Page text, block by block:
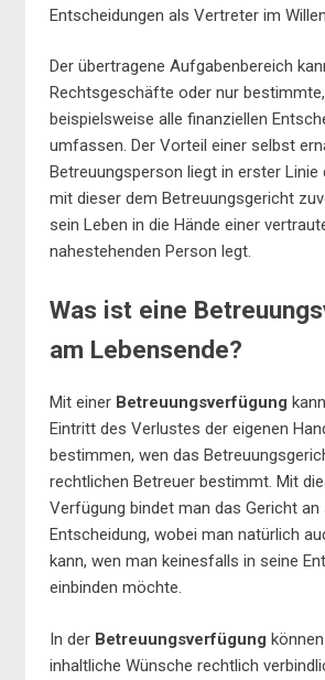
Entscheidungen als Vertreter im
Der übertragene Aufgabenbereich
Rechtsgeschäfte oder nur
beispielsweise alle finanziellen
umfassen. Der Vorteil einer selbst
Betreuungsperson liegt in erster Linie
mit dieser dem Betreuungsgericht
sein Leben in die Hände einer
nahestehenden Person legt.
Was ist eine
am Lebensende?
Mit einer Betreuungsverfügung
Eintritt des Verlustes der eigenen
bestimmen, wen das
rechtlichen Betreuer bestimmt. Mit
Verfügung bindet man das Gericht an
Entscheidung, wobei man natürlich
kann, wen man keinesfalls in seine
einbinden möchte.
In der Betreuungsverfügung
inhaltliche Wünsche rechtlich